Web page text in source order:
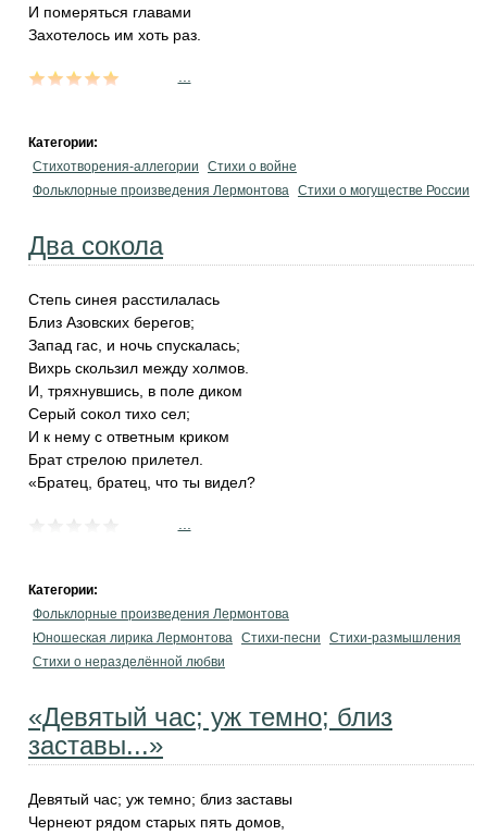
И померяться главами
Захотелось им хоть раз.
Категории:
Стихотворения-аллегории
Стихи о войне
Фольклорные произведения Лермонтова Стихи о могуществе России
Два сокола
Степь синея расстилалась
Близ Азовских берегов;
Запад гас, и ночь спускалась;
Вихрь скользил между холмов.
И, тряхнувшись, в поле диком
Серый сокол тихо сел;
И к нему с ответным криком
Брат стрелою прилетел.
«Братец, братец, что ты видел?
Категории:
Фольклорные произведения Лермонтова
Юношеская лирика Лермонтова Стихи-песни
Стихи-размышления
Стихи о неразделённой любви
«Девятый час; уж темно; близ
заставы...»
Девятый час; уж темно; близ заставы
Чернеют рядом старых пять домов,